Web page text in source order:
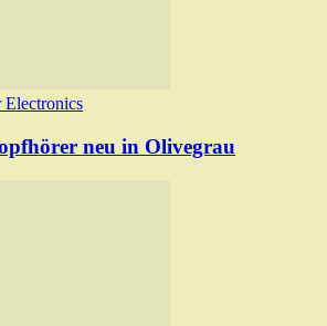
Electronics
neu in Olivegrau